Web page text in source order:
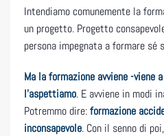
Intendiamo comunemente la
un progetto. Progetto
persona impegnata a formare sé
Ma la formazione avviene -viene
l’aspettiamo. E avviene in modi
Potremmo dire:formazione
inconsapevole. Con il senno di